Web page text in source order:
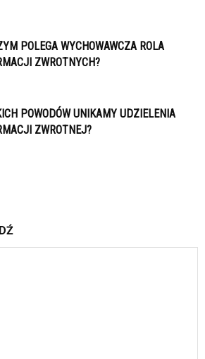
POLEGA WYCHOWAWCZA ROLA
ZWROTNYCH?
POWODÓW UNIKAMY UDZIELENIA
ZWROTNEJ?